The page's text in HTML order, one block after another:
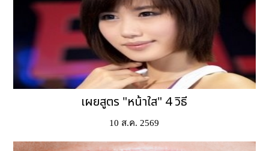
เผยสูตร "หน้าใส" 4 วิธี
10 ส.ค. 2569